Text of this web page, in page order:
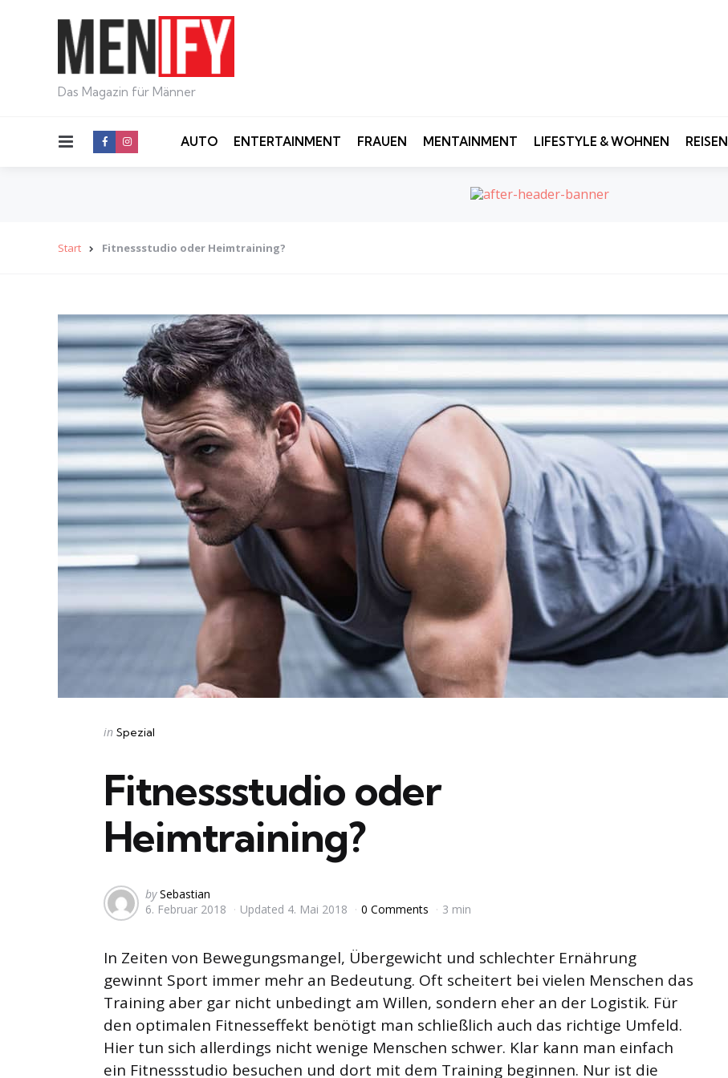
Das Magazin für Männer
Menu AUTO ENTERTAINMENT FRAUEN MENTAINMENT LIFESTYLE & WOHNEN REISEN
Start Fitnessstudio oder Heimtraining?
Categories
Posted
in Spezial
Fitnessstudio oder
Heimtraining?
Posted
by
by Sebastian
6. Februar 2018
Updated 4. Mai 2018 0 Comments 3 min
In Zeiten von Bewegungsmangel, Übergewicht und schlechter Ernährung
gewinnt Sport immer mehr an Bedeutung. Oft scheitert bei vielen Menschen das
Training aber gar nicht unbedingt am Willen, sondern eher an der Logistik. Für
den optimalen Fitnesseffekt benötigt man schließlich auch das richtige Umfeld.
Hier tun sich allerdings nicht wenige Menschen schwer. Klar kann man einfach
ein Fitnessstudio besuchen und dort mit dem Training beginnen. Nur ist die